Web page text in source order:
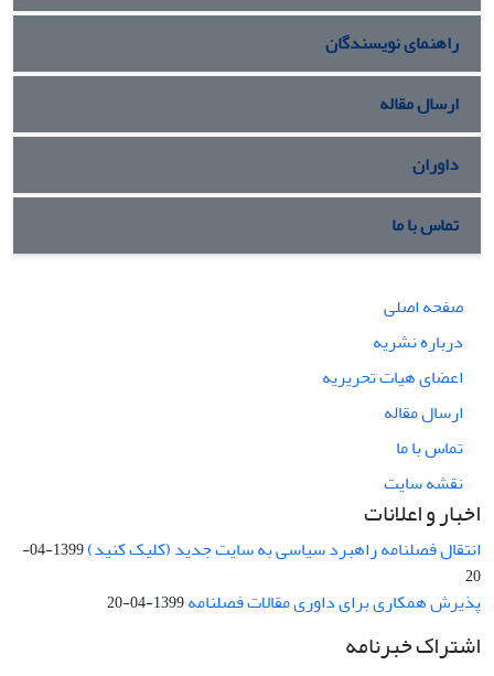
راهنمای نویسندگان
ارسال مقاله
داوران
تماس با ما
صفحه اصلی
درباره نشریه
اعضای هیات تحریریه
ارسال مقاله
تماس با ما
نقشه سایت
اخبار و اعلانات
انتقال فصلنامه راهبرد سیاسی به سایت جدید (کلیک کنید)
1399-04-
20
پذیرش همکاری برای داوری مقالات فصلنامه1399-04-20
اشتراک خبرنامه